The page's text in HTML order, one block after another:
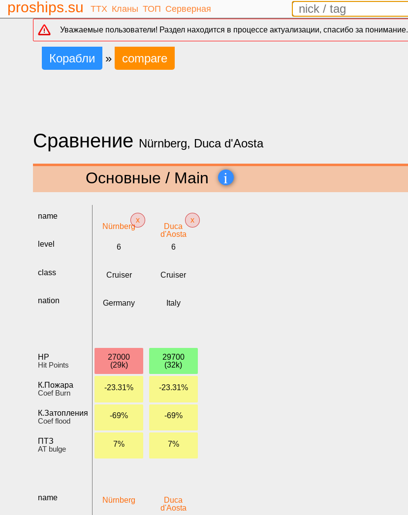
proships.su ТТХ Кланы ТОП Серверная
Уважаемые пользователи! Раздел находится в процессе актуализации, спасибо за понимание.
Корабли » compare
Сравнение Nürnberg, Duca d'Aosta
Основные / Main i
name
level
class
nation
HP
Hit Points
К.Пожара
Coef Burn
К.Затопления
Coef flood
ПТЗ
AT bulge
name
Nürnberg
x
6
Cruiser
Germany
27000
(29k)
-23.31%
-69%
7%
Nürnberg
Duca
d'Aosta
x
6
Cruiser
Italy
29700
(32k)
-23.31%
-69%
7%
Duca
d'Aosta